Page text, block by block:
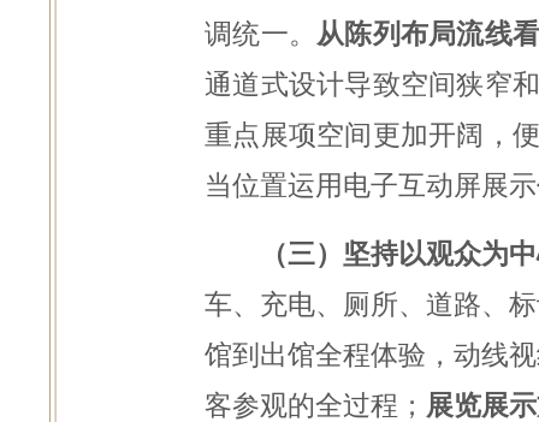
调统一。 从陈列布局流线
通道式设计导致空间狭窄
重点展项空间更加开阔，
当位置运用电子互动屏展
（三）坚持以观众为
车、充电、厕所、 道路、标
馆到出馆全程体验，动线
客参观的全过程； 展览展